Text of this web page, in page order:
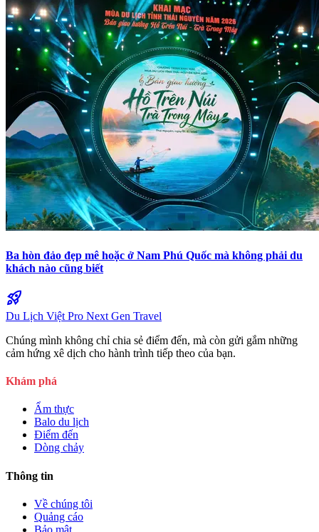
Ba hòn đảo đẹp mê hoặc ở Nam Phú Quốc mà không phải du
khách nào cũng biết
rocket_launch
Du Lịch Việt Pro Next Gen Travel
Chúng mình không chỉ chia sẻ điểm đến, mà còn gửi gắm những
cảm hứng xê dịch cho hành trình tiếp theo của bạn.
Khám phá
Ẩm thực
Balo du lịch
Điểm đến
Dòng chảy
Thông tin
Về chúng tôi
Quảng cáo
Bảo mật